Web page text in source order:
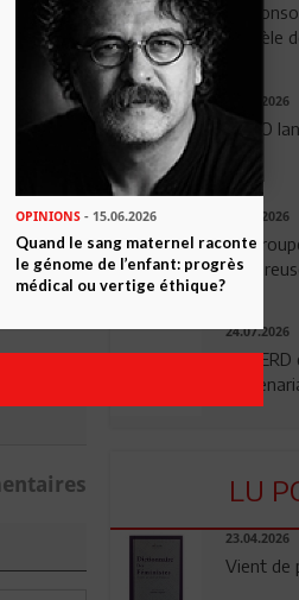
Un
modèle
04.08.2026
OPPO
29.07.2026
Le
24.07.2026
La
LU
23.04.2026
Vient de
OPINIONS- 15.06.2026
Quand le sang maternel raconte
le génome de l’enfant: progrès
médical ou vertige éthique?